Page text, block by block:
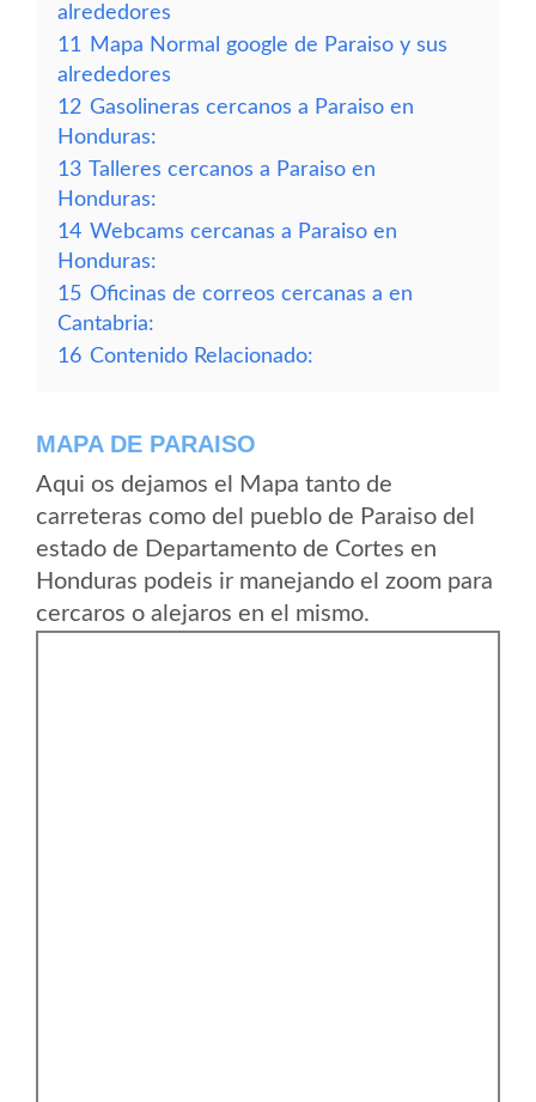
alrededores
11
Mapa Normal google de Paraiso y sus
alrededores
12 Gasolineras cercanos a Paraiso en
Honduras:
13 Talleres cercanos a Paraiso en
Honduras:
14 Webcams cercanas a Paraiso en
Honduras:
15 Oficinas de correos cercanas a en
Cantabria:
16 Contenido Relacionado:
MAPA DE PARAISO
Aqui os dejamos el Mapa tanto de
carreteras como del pueblo de Paraiso del
estado de Departamento de Cortes en
Honduras podeis ir manejando el zoom para
cercaros o alejaros en el mismo.